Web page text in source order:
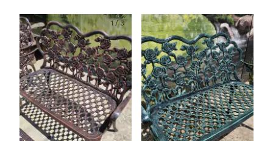
1 /3 1/3